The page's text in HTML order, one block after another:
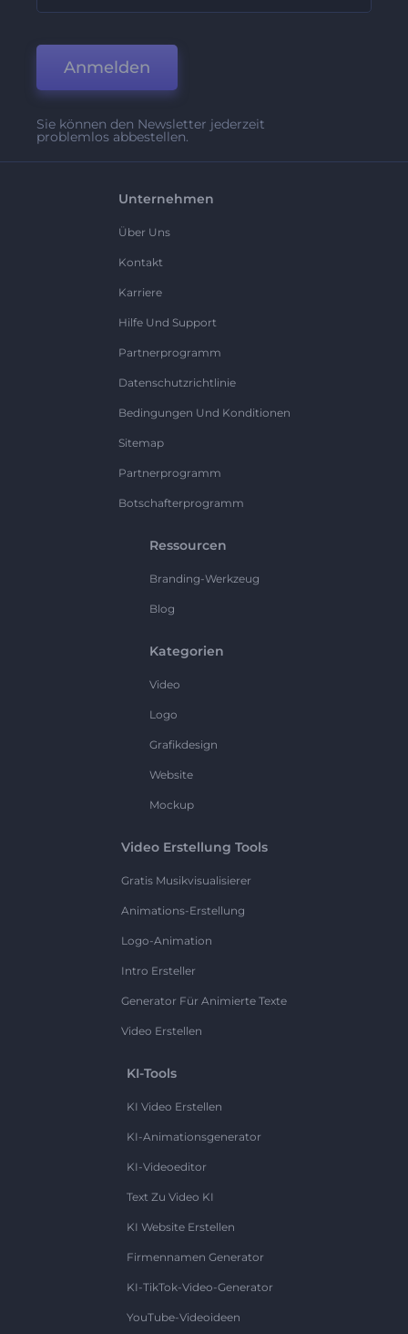
Anmelden
Sie können den Newsletter jederzeit
problemlos abbestellen.
Unternehmen
Über Uns
Kontakt
Karriere
Hilfe Und Support
Partnerprogramm
Datenschutzrichtlinie
Bedingungen Und Konditionen
Sitemap
Partnerprogramm
Botschafterprogramm
Ressourcen
Branding-Werkzeug
Blog
Kategorien
Video
Logo
Grafikdesign
Website
Mockup
Video Erstellung Tools
Gratis Musikvisualisierer
Animations-Erstellung
Logo-Animation
Intro Ersteller
Generator Für Animierte Texte
Video Erstellen
KI-Tools
KI Video Erstellen
KI-Animationsgenerator
KI-Videoeditor
Text Zu Video KI
KI Website Erstellen
Firmennamen Generator
KI-TikTok-Video-Generator
YouTube-Videoideen